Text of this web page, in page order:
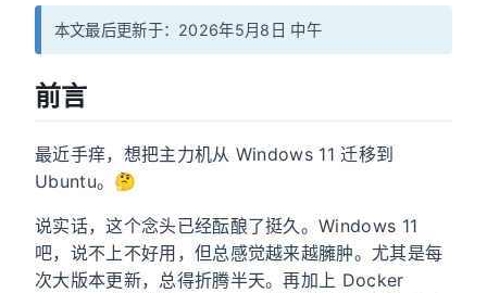
本文最后更新于：2026年5月8日 中午
前言
最近手痒，想把主力机从 Windows 11 迁移到
Ubuntu。🤔
说实话，这个念头已经酝酿了挺久。Windows 11
吧，说不上不好用，但总感觉越来越臃肿。尤其是每
次大版本更新，总得折腾半天。再加上 Docker